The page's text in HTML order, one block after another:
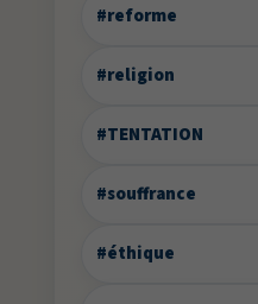
#reforme
#religion
#TENTATION
#souffrance
#éthique